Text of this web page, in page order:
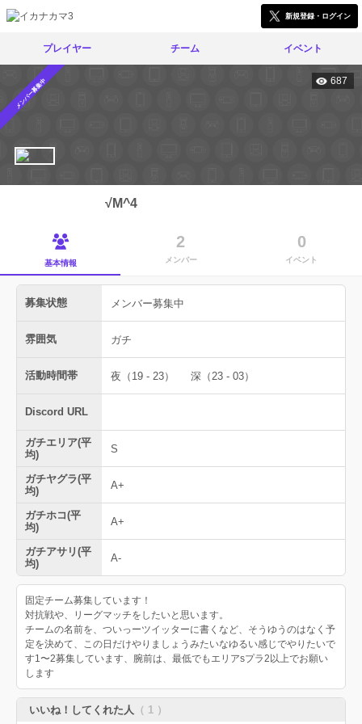
新規登録・ログイン
プレイヤー チーム イベント
メンバー募集中 687
√M^4
基本情報
2
メンバー
0
イベント
募集状態 メンバー募集中
雰囲気 ガチ
活動時間帯 夜（19 - 23） 深（23 - 03）
Discord URL
ガチエリア(平
均)
S
ガチヤグラ(平
均)
A+
ガチホコ(平
均)
A+
ガチアサリ(平
均)
A-
固定チーム募集しています！
対抗戦や、リーグマッチをしたいと思います。
チームの名前を、ついっーツイッターに書くなど、そうゆうのはなく予
定を決めて、この日だけやりましょうみたいなゆるい感じでやりたいで
す1〜2募集しています、腕前は、最低でもエリアsプラ2以上でお願い
します
いいね！してくれた人 （ 1 ）